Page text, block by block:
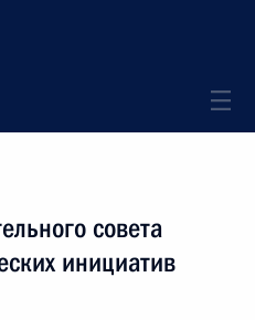
совета
инициатив